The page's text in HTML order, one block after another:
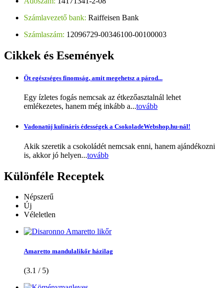
Számlavezető bank: Raiffeisen Bank
Számlaszám: 12096729-00346100-00100003
Cikkek és Események
Öt egészséges finomság, amit megehetsz a párod...
Egy ízletes fogás nemcsak az étkezőasztalnál lehet
emlékezetes, hanem még inkább a...tovább
Vadonatúj kulináris édességek a CsokoladeWebshop.hu-nál!
Akik szeretik a csokoládét nemcsak enni, hanem ajándékozni
is, akkor jó helyen...tovább
Különféle Receptek
Népszerű
Új
Véleletlen
Amaretto mandulalikőr házilag
(3.1 / 5)